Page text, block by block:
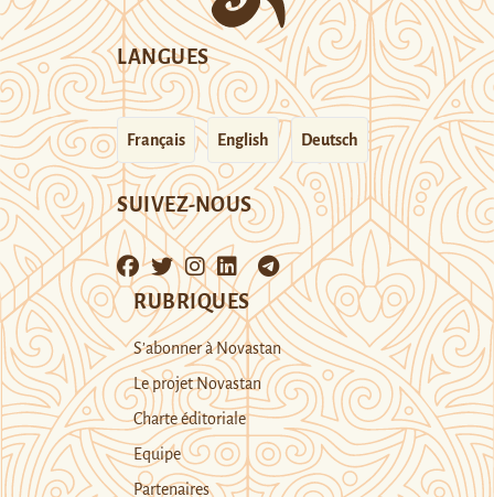
LANGUES
Français English Deutsch
SUIVEZ-NOUS
RUBRIQUES
S’abonner à Novastan
Le projet Novastan
Charte éditoriale
Equipe
Partenaires